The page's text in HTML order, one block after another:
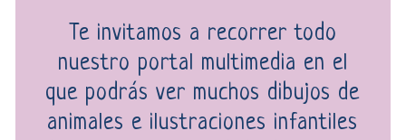
Te invitamos a recorrer todo
nuestro portal multimedia en el
que podrás ver muchos dibujos de
animales e ilustraciones infantiles